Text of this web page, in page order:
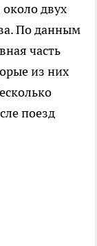
двух
По данным
часть
из них
поезд